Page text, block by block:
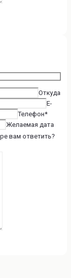
Откуда
E-
Телефон*
Желаемая дата
вам ответить?